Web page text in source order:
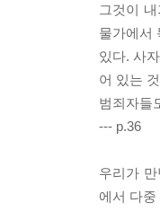
그것이
물가에서
있다. 사
어 있는
범죄자들
--- p.36
우리가
에서 다